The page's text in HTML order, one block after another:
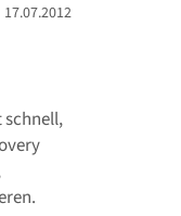
17.07.2012